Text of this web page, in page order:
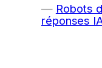
Robots
réponses